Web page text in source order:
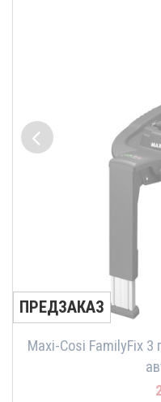
ПРЕДЗАКАЗ
Maxi-Cosi FamilyFix